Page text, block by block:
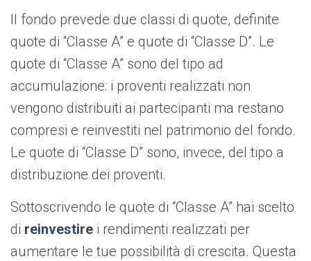
Il fondo prevede due classi di quote, definite
quote di “Classe A” e quote di “Classe D”. Le
quote di “Classe A” sono del tipo ad
accumulazione: i proventi realizzati non
vengono distribuiti ai partecipanti ma restano
compresi e reinvestiti nel patrimonio del fondo.
Le quote di “Classe D” sono, invece, del tipo a
distribuzione dei proventi.
Sottoscrivendo le quote di “Classe A” hai scelto
di reinvestire i rendimenti realizzati per
aumentare le tue possibilità di crescita. Questa